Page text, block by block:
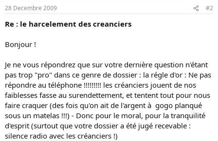
28 Decembre 2009 #2
Re : le harcelement des creanciers
Bonjour !
Je ne vous répondrez que sur votre dernière question n'étant
pas trop "pro" dans ce genre de dossier : la régle d'or : Ne pas
répondre au téléphone !!!!!!!!! les créanciers jouent de nos
faiblesses fasse au surendettement, et tentent tout pour nous
faire craquer (des fois qu'on ait de l'argent à gogo planqué
sous un matelas !!!) - Donc pour le moral, pour la tranquilité
d'esprit (surtout que votre dossier a été jugé recevable :
silence radio avec les créanciers !)